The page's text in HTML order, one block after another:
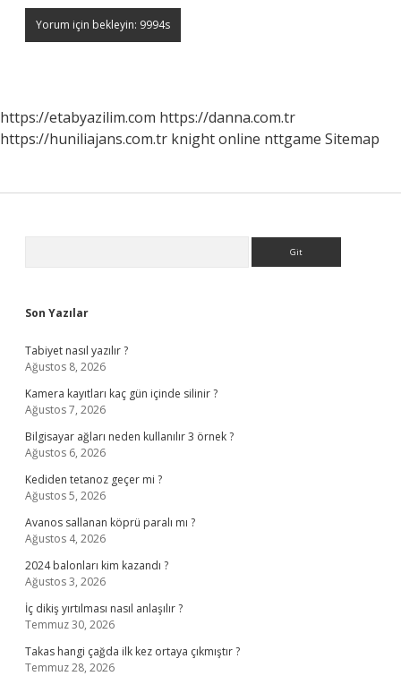
https://etabyazilim.com https://danna.com.tr
https://huniliajans.com.tr knight online nttgame Sitemap
Son Yazılar
Tabiyet nasıl yazılır ?
Ağustos 8, 2026
Kamera kayıtları kaç gün içinde silinir ?
Ağustos 7, 2026
Bilgisayar ağları neden kullanılır 3 örnek ?
Ağustos 6, 2026
Kediden tetanoz geçer mi ?
Ağustos 5, 2026
Avanos sallanan köprü paralı mı ?
Ağustos 4, 2026
2024 balonları kim kazandı ?
Ağustos 3, 2026
İç dikiş yırtılması nasıl anlaşılır ?
Temmuz 30, 2026
Takas hangi çağda ilk kez ortaya çıkmıştır ?
Temmuz 28, 2026